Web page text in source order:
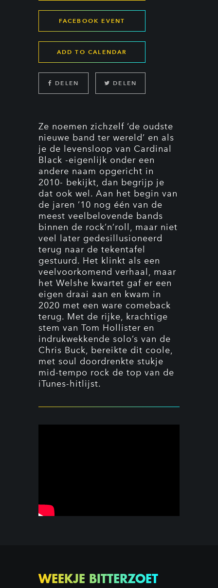
FACEBOOK EVENT
ADD TO CALENDAR
DELEN DELEN
Ze noemen zichzelf ‘de oudste
nieuwe band ter wereld’ en als
je de levensloop van Cardinal
Black -eigenlijk onder een
andere naam opgericht in
2010- bekijkt, dan begrijp je
dat ook wel. Aan het begin van
de jaren ’10 nog één van de
meest veelbelovende bands
binnen de rock’n’roll, maar niet
veel later gedesillusioneerd
terug naar de tekentafel
gestuurd. Het klinkt als een
veelvoorkomend verhaal, maar
het Welshe kwartet gaf er een
eigen draai aan en kwam in
2020 met een ware comeback
terug. Met de rijke, krachtige
stem van Tom Hollister en
indrukwekkende solo’s van de
Chris Buck, bereikte dit coole,
met soul doordrenkte stukje
mid-tempo rock de top van de
iTunes-hitlijst.
WEEKJE BITTERZOET